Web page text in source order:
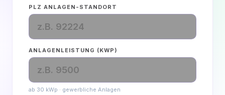
PLZ ANLAGEN-STANDORT
ANLAGENLEISTUNG (KWP)
ab 30 kWp · gewerbliche Anlagen